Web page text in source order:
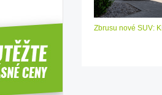
Zbrusu nové SUV: